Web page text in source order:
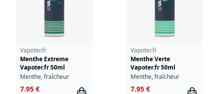
Vapoter.fr
Menthe Extreme
Vapoter.fr 50ml
Menthe, fraîcheur
7.95 €
Vapoter.fr
Menthe Verte
Vapoter.fr 50ml
Menthe, fraîcheur
7.95 €